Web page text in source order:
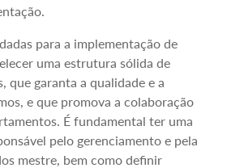
para a implementação de
uma estrutura sólida de
que garanta a qualidade e a
e que promova a colaboração
É fundamental ter uma
pelo gerenciamento e pela
mestre, bem como definir